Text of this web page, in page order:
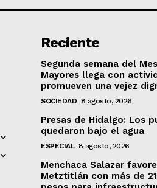
Reciente
Segunda semana del
Mayores llega con
promueven una vejez
SOCIEDAD 8 agosto, 2026
Presas de Hidalgo: Los
quedaron bajo el agua
ESPECIAL 8 agosto, 2026
Menchaca Salazar
Metztitlán con más de